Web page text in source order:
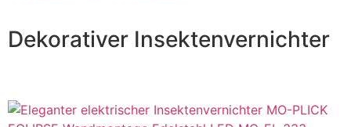
Dekorativer Insektenvernichter